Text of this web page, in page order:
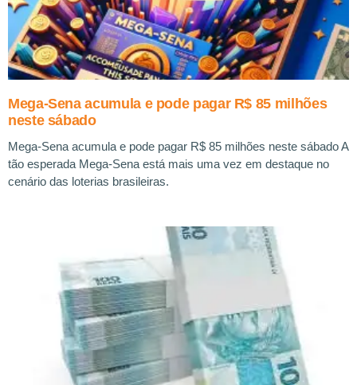
Mega-Sena acumula e pode pagar R$ 85 milhões
neste sábado
Mega-Sena acumula e pode pagar R$ 85 milhões neste sábado A
tão esperada Mega-Sena está mais uma vez em destaque no
cenário das loterias brasileiras.